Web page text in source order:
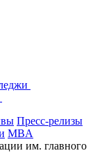
Пресс-релизы
MBA